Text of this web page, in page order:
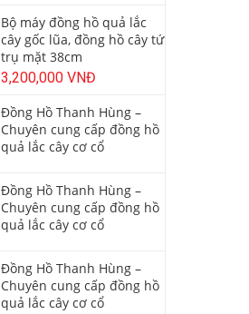
Bộ máy đồng hồ quả lắc
cây gốc lũa, đồng hồ cây tứ
trụ mặt 38cm
3,200,000 VNĐ
Đồng Hồ Thanh Hùng –
Chuyên cung cấp đồng hồ
quả lắc cây cơ cổ
Đồng Hồ Thanh Hùng –
Chuyên cung cấp đồng hồ
quả lắc cây cơ cổ
Đồng Hồ Thanh Hùng –
Chuyên cung cấp đồng hồ
quả lắc cây cơ cổ